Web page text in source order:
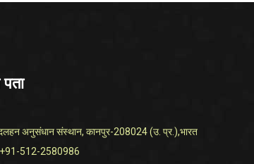
पता
दलहन अनुसंधान संस्थान, कानपुर-208024 (उ. प्र.),भारत
+91-512-2580986